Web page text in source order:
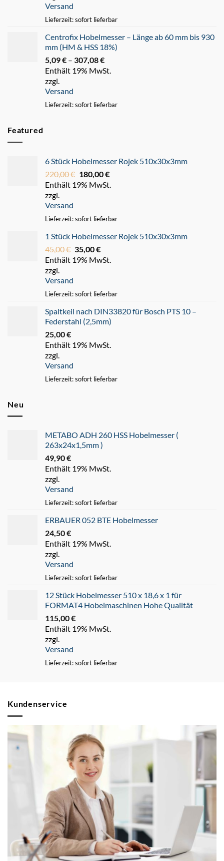
Versand
Lieferzeit: sofort lieferbar
Centrofix Hobelmesser – Länge ab 60 mm bis 930
mm (HM & HSS 18%)
5,09€ – 307,08€
5,09 €
Enthält 19% MwSt.
zzgl.
Versand
Lieferzeit: sofort lieferbar
Featured
6 Stück Hobelmesser Rojek 510x30x3mm
220,00€ Ursprünglicher
Preis
180,00€Aktueller
Preis
Enthält 19% MwSt.
zzgl.
Versand
Lieferzeit: sofort lieferbar
1 Stück Hobelmesser Rojek 510x30x3mm
45,00€ Ursprünglicher
Preis
35,00€Aktueller
Preis
Enthält 19% MwSt.
zzgl.
Versand
Lieferzeit: sofort lieferbar
Spaltkeil nach DIN33820 für Bosch PTS 10 –
Federstahl (2,5mm)
25,00€
Enthält 19% MwSt.
zzgl.
Versand
Lieferzeit: sofort lieferbar
Neu
METABO ADH 260 HSS Hobelmesser (
263x24x1,5mm )
49,90€
Enthält 19% MwSt.
zzgl.
Versand
Lieferzeit: sofort lieferbar
ERBAUER 052 BTE Hobelmesser
24,50€
Enthält 19% MwSt.
zzgl.
Versand
Lieferzeit: sofort lieferbar
12 Stück Hobelmesser 510 x 18,6 x 1 für
FORMAT4 Hobelmaschinen Hohe Qualität
115,00€
Enthält 19% MwSt.
zzgl.
Versand
Lieferzeit: sofort lieferbar
Kundenservice